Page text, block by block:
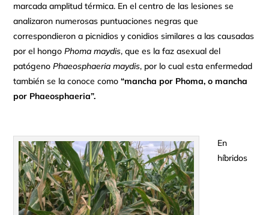
marcada amplitud térmica. En el centro de las lesiones se
analizaron numerosas puntuaciones negras que
correspondieron a picnidios y conidios similares a las causadas
por el hongoPhoma maydis, que es la faz asexual del
patógenoPhaeosphaeria maydis, por lo cual esta enfermedad
también se la conoce como“mancha por Phoma, o mancha
por Phaeosphaeria”.
En
híbridos